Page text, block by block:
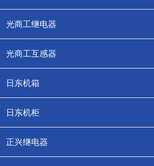
光商工继电器
光商工互感器
日东机箱
日东机柜
正兴继电器